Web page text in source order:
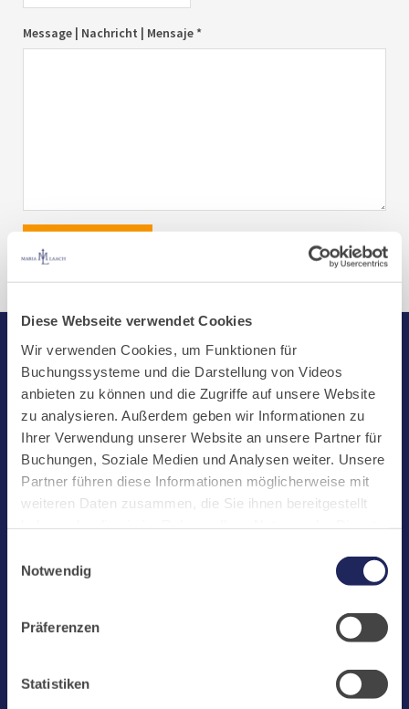
Diese Webseite verwendet Cookies
Wir verwenden Cookies, um Funktionen für
Buchungssysteme und die Darstellung von Videos
anbieten zu können und die Zugriffe auf unsere Website
zu analysieren. Außerdem geben wir Informationen zu
Ihrer Verwendung unserer Website an unsere Partner für
Buchungen, Soziale Medien und Analysen weiter. Unsere
Partner führen diese Informationen möglicherweise mit
weiteren Daten zusammen, die Sie ihnen bereitgestellt
challenges.cloudflare.com: Wir verwenden das online
Buchungssystem MEWS in unserem Hotel und unserem
übermittelt. Cookies von eu5.bookingkit.de: Wir
Buchungen von Bibliotheks- und Klosterführungen. Um
Buchungen durchführen zu können akzeptieren Sie bitte
Notwendig
Präferenzen
Statistiken
Message | Nachricht | Mensaje *
Start
Aktuelles
Kloster
Klosterbetriebe
Spenden
Laacher See
Jobs